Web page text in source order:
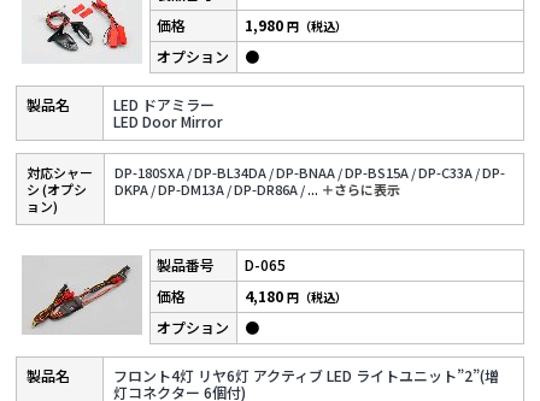
LED ドアミラー
LED Door Mirror
1,980円（税込）
●
対応シャー
シ (オプシ
ョン)
DP-180SXA /DP-BL34DA /DP-BNAA /DP-BS15A /DP-C33A /DP-
DKPA /DP-DM13A /DP-DR86A /... ＋さらに表⽰
D-065
フロント4灯 リヤ6灯 アクティブ LED ライトユニット”2”(増
灯コネクター 6個付)
4,180円（税込）
●